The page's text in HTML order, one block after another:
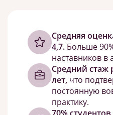
Cредняя
4,7. Больше
наставников в
Средний стаж
лет, что
постоянную
практику.